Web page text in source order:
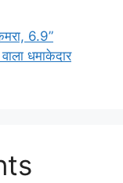
6.9”
धमाकेदार